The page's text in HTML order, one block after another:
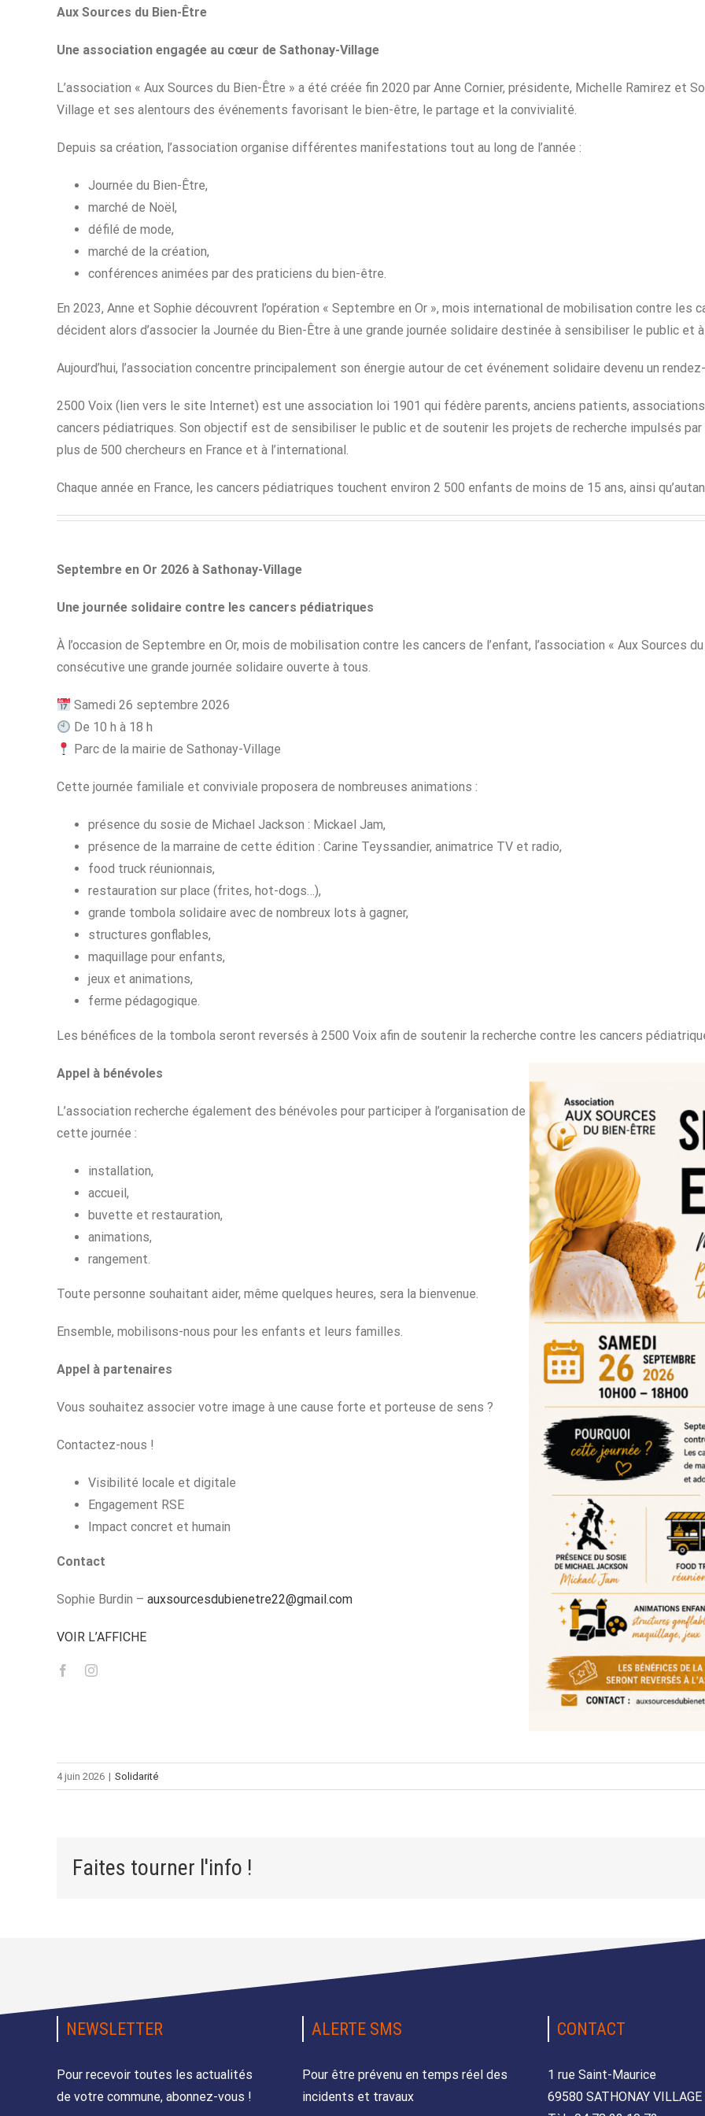
Aux Sources du Bien-Être
Une association engagée au cœur de Sathonay-Village
L’association « Aux Sources du Bien-Être » a été créée fin 2020 par Anne Cornier, présidente, Michelle Ramirez et
Village et ses alentours des événements favorisant le bien-être, le partage et la convivialité.
Depuis sa création, l’association organise différentes manifestations tout au long de l’année :
Journée du Bien-Être,
marché de Noël,
défilé de mode,
marché de la création,
conférences animées par des praticiens du bien-être.
En 2023, Anne et Sophie découvrent l’opération « Septembre en Or », mois international de mobilisation contre les
décident alors d’associer la Journée du Bien-Être à une grande journée solidaire destinée à sensibiliser le public et
Aujourd’hui, l’association concentre principalement son énergie autour de cet événement solidaire devenu un
2500 Voix (lien vers le site Internet) est une association loi 1901 qui fédère parents, anciens patients,
cancers pédiatriques. Son objectif est de sensibiliser le public et de soutenir les projets de recherche impulsés par
plus de 500 chercheurs en France et à l’international.
Chaque année en France, les cancers pédiatriques touchent environ 2 500 enfants de moins de 15 ans, ainsi
Septembre en Or 2026 à Sathonay-Village
Une journée solidaire contre les cancers pédiatriques
À l’occasion de Septembre en Or, mois de mobilisation contre les cancers de l’enfant, l’association « Aux Sources
consécutive une grande journée solidaire ouverte à tous.
Samedi 26 septembre 2026
De 10 h à 18 h
Parc de la mairie de Sathonay-Village
Cette journée familiale et conviviale proposera de nombreuses animations :
présence du sosie de Michael Jackson : Mickael Jam,
présence de la marraine de cette édition : Carine Teyssandier, animatrice TV et radio,
food truck réunionnais,
restauration sur place (frites, hot-dogs…),
grande tombola solidaire avec de nombreux lots à gagner,
structures gonflables,
maquillage pour enfants,
jeux et animations,
ferme pédagogique.
Les bénéfices de la tombola seront reversés à 2500 Voix afin de soutenir la recherche contre les cancers
Appel à bénévoles
L’association recherche également des bénévoles pour participer à l’organisation de
cette journée :
installation,
accueil,
buvette et restauration,
animations,
rangement.
Toute personne souhaitant aider, même quelques heures, sera la bienvenue.
Ensemble, mobilisons-nous pour les enfants et leurs familles.
Appel à partenaires
Vous souhaitez associer votre image à une cause forte et porteuse de sens ?
Contactez-nous !
Visibilité locale et digitale
Engagement RSE
Impact concret et humain
Contact
Sophie Burdin – auxsourcesdubienetre22@gmail.com
VOIR L’AFFICHE
4 juin 2026 | Solidarité
Faites tourner l'info !
NEWSLETTER
Pour recevoir toutes les actualités
de votre commune, abonnez-vous !
ALERTE SMS
Pour être prévenu en temps réel des
incidents et travaux
CONTACT
1 rue Saint-Maurice
69580 SATHONAY VILLAGE